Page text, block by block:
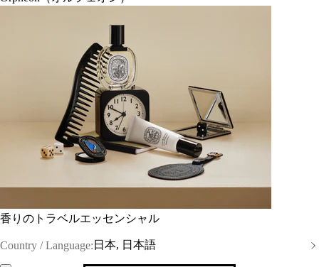
香りのトラベルエッセンシャル
Country / Language: 日本, 日本語